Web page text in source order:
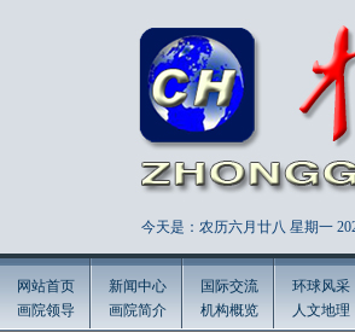
今天是：农历六月廿八 星期一
网站首页
画院领导
新闻中心
画院简介
国际交流
机构概览
环球风采
人文地理